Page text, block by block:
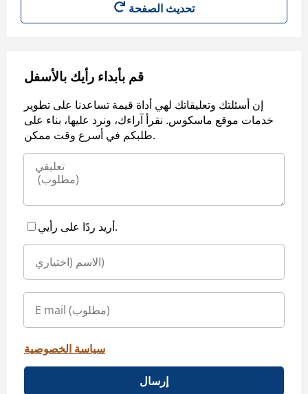
تحديث الصفحة
قم بأبداء رأيك بالأسفل
إن أسئلتك وتعليقاتك لهي أداة قيمة تساعدنا على تطوير
خدمات موقع ماسكوس. نقرأ آراءك، ونرد عليها، بناء على
طلبكم في أسرع وقت ممكن.
أريد ردًا على رأيي.
سياسة الخصوصية
إرسال